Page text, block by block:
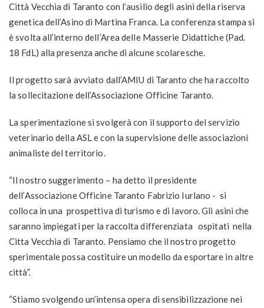
Città Vecchia di Taranto con l’ausilio degli asini della riserva
genetica dell’Asino di Martina Franca. La conferenza stampa si
è svolta all’interno dell’Area delle Masserie Didattiche (Pad.
18 FdL) alla presenza anche di alcune scolaresche.
Il progetto sarà avviato dall’AMIU di Taranto che ha raccolto
la sollecitazione dell’Associazione Officine Taranto.
La sperimentazione si svolgerà con il supporto del servizio
veterinario della ASL e con la supervisione delle associazioni
animaliste del territorio.
“Il nostro suggerimento – ha detto il presidente
dell’Associazione Officine Taranto Fabrizio Iurlano - si
colloca in una prospettiva di turismo e di lavoro. Gli asini che
saranno impiegati per la raccolta differenziata ospitati nella
Citta Vecchia di Taranto. Pensiamo che il nostro progetto
sperimentale possa costituire un modello da esportare in altre
città”.
“Stiamo svolgendo un’intensa opera di sensibilizzazione nei